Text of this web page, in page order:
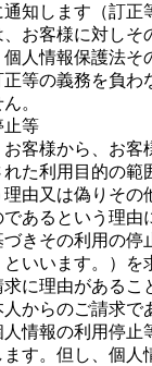
知します（訂正
お客様に対しそ
人情報保護法そ
等の義務を負わ
。
止等
客様から、お客
た利用目的の範
由又は偽りその
あるという理由
きその利用の停
といいます。）
に理由があるこ
からのご請求で
情報の利用停止
す。但し、個人